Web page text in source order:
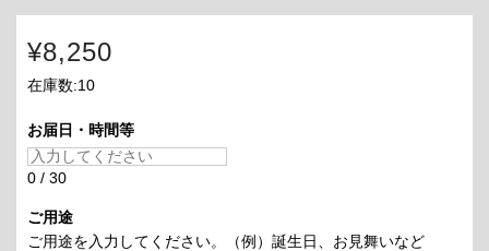
¥8,250
在庫数:10
お届日・時間等
0 / 30
ご用途
ご用途を入力してください。（例）誕生日、お見舞いなど